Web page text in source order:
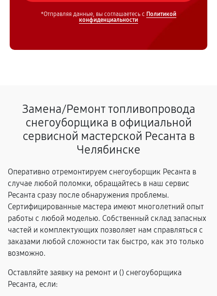
*Отправляя данные, вы соглашаетесь с Политикой
конфиденциальности
Замена/Pемонт топливопровода
снегоуборщика в официальной
сервисной мастерской Ресанта в
Челябинске
Оперативно отремонтируем снегоуборщик Ресанта в
случае любой поломки, обращайтесь в наш сервис
Ресанта сразу после обнаружения проблемы.
Сертифицированные мастера имеют многолетний опыт
работы с любой моделью. Собственный склад запасных
частей и комплектующих позволяет нам справляться с
заказами любой сложности так быстро, как это только
возможно.
Оставляйте заявку на ремонт и () снегоуборщика
Ресанта, если: